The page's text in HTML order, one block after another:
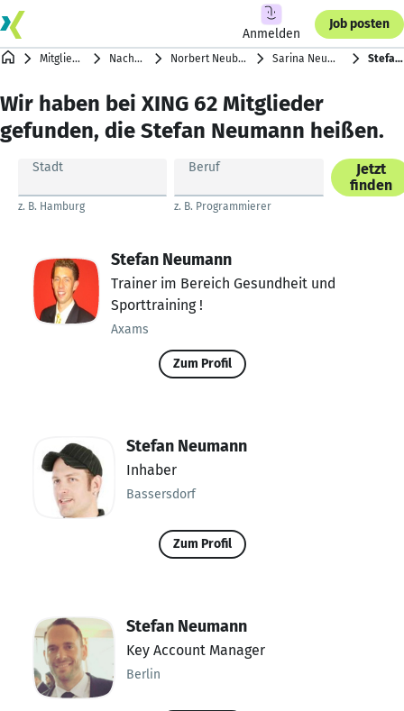
Anmelden
Job posten
Mitgliederverzeichnis Nachnamen mit N Norbert Neubrand … Lukas Niehaves Sarina Neumann … Toni Neumann Stefan Neumann
Wir haben bei XING 62 Mitglieder
gefunden, die Stefan Neumann heißen.
Stadt
z. B. Hamburg
Beruf
z. B. Programmierer
Jetzt
finden
Stefan Neumann
Trainer im Bereich Gesundheit und
Sporttraining !
Axams
Zum Profil
Stefan Neumann
Inhaber
Bassersdorf
Zum Profil
Stefan Neumann
Key Account Manager
Berlin